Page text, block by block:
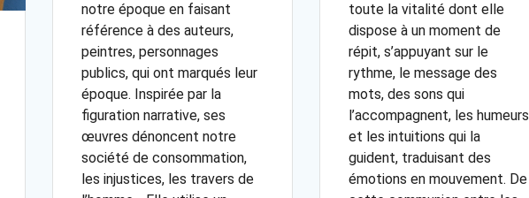
notre époque en faisant
référence à des auteurs,
peintres, personnages
publics, qui ont marqués leur
époque. Inspirée par la
figuration narrative, ses
œuvres dénoncent notre
société de consommation,
les injustices, les travers de
toute la vitalité dont elle
dispose à un moment de
répit, s’appuyant sur le
rythme, le message des
mots, des sons qui
l’accompagnent, les humeurs
et les intuitions qui la
guident, traduisant des
émotions en mouvement. De